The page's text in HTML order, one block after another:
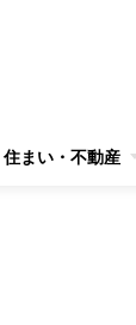
住まい・不動産